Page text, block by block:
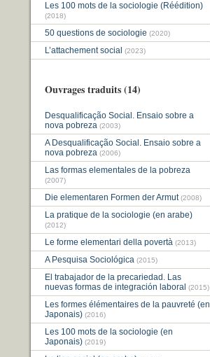
Les 100 mots de la sociologie (Réédition)
(2018)
50 questions de sociologie (2020)
L’attachement social (2023)
Ouvrages traduits (14)
Desqualificação Social. Ensaio sobre a
nova pobreza (2003)
A Desqualificação Social. Ensaio sobre a
nova pobreza (2006)
Las formas elementales de la pobreza
(2007)
Die elementaren Formen der Armut (2008)
La pratique de la sociologie (en arabe)
(2012)
Le forme elementari della povertà (2013)
A Pesquisa Sociológica (2015)
El trabajador de la precariedad. Las
nuevas formas de integración laboral (2015)
Les formes élémentaires de la pauvreté (en
Japonais) (2016)
Les 100 mots de la sociologie (en
Japonais) (2019)